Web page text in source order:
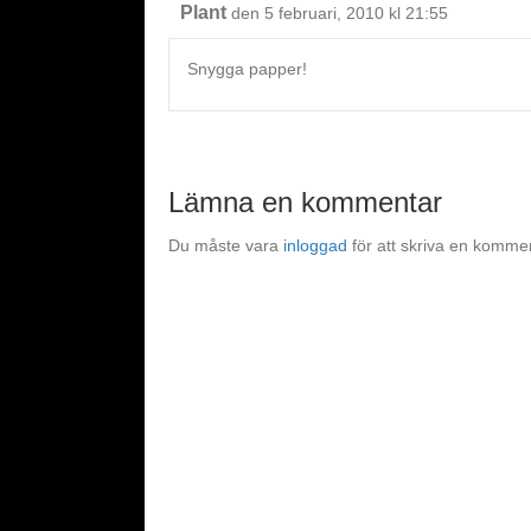
Plant den 5 februari, 2010 kl 21:55
Snygga papper!
Lämna en kommentar
Du måste vara inloggad för att skriva en